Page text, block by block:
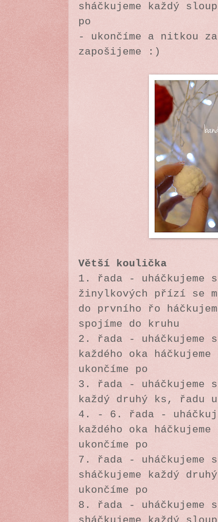
sháčkujeme každý
po
- ukončíme a nitkou
zapošijeme :)
Větší koulička
1. řada - uháčkujeme
žinylkových přízí se
do prvního řo
spojíme do kruhu
2. řada - uháčkujeme
každého oka
ukončíme po
3. řada - uháčkujeme
každý druhý ks, řadu
4. - 6. řada -
každého oka
ukončíme po
7. řada - uháčkujeme
sháčkujeme každý
ukončíme po
8. řada - uháčkujeme